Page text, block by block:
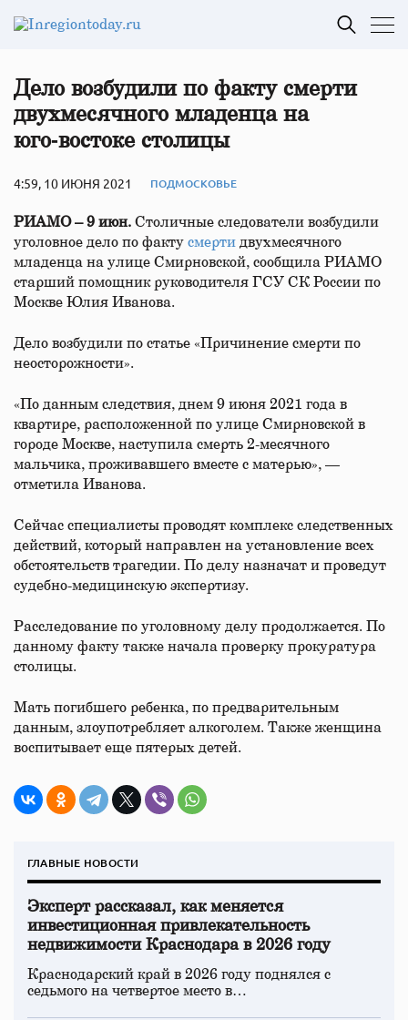
Дело возбудили по факту смерти
двухмесячного младенца на
юго‑востоке столицы
4:59, 10 ИЮНЯ 2021 ПОДМОСКОВЬЕ
РИАМО – 9 июн. Столичные следователи возбудили
уголовное дело по факту смерти двухмесячного
младенца на улице Смирновской, сообщила РИАМО
старший помощник руководителя ГСУ СК России по
Москве Юлия Иванова.
Дело возбудили по статье «Причинение смерти по
неосторожности».
«По данным следствия, днем 9 июня 2021 года в
квартире, расположенной по улице Смирновской в
городе Москве, наступила смерть 2-месячного
мальчика, проживавшего вместе с матерью», —
отметила Иванова.
Сейчас специалисты проводят комплекс следственных
действий, который направлен на установление всех
обстоятельств трагедии. По делу назначат и проведут
судебно-медицинскую экспертизу.
Расследование по уголовному делу продолжается. По
данному факту также начала проверку прокуратура
столицы.
Мать погибшего ребенка, по предварительным
данным, злоупотребляет алкоголем. Также женщина
воспитывает еще пятерых детей.
ГЛАВНЫЕ НОВОСТИ
Эксперт рассказал, как меняется
инвестиционная привлекательность
недвижимости Краснодара в 2026 году
Краснодарский край в 2026 году поднялся с
седьмого на четвертое место в…